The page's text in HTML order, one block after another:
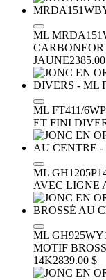
ML
CARBONE
JAUNE
ML FT411/
ET FINI
ML
AVEC LIGNE
ML
MOTIF
14K2839.00 $